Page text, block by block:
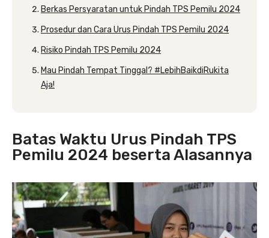
Berkas Persyaratan untuk Pindah TPS Pemilu 2024
Prosedur dan Cara Urus Pindah TPS Pemilu 2024
Risiko Pindah TPS Pemilu 2024
Mau Pindah Tempat Tinggal? #LebihBaikdiRukita
Aja!
Batas Waktu Urus Pindah TPS
Pemilu 2024 beserta Alasannya